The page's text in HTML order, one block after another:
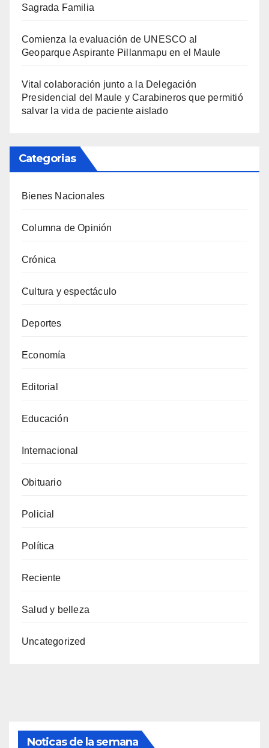
Sagrada Familia
Comienza la evaluación de UNESCO al
Geoparque Aspirante Pillanmapu en el Maule
Vital colaboración junto a la Delegación
Presidencial del Maule y Carabineros que permitió
salvar la vida de paciente aislado
Categorias
Bienes Nacionales
Columna de Opinión
Crónica
Cultura y espectáculo
Deportes
Economía
Editorial
Educación
Internacional
Obituario
Policial
Política
Reciente
Salud y belleza
Uncategorized
Noticas de la semana